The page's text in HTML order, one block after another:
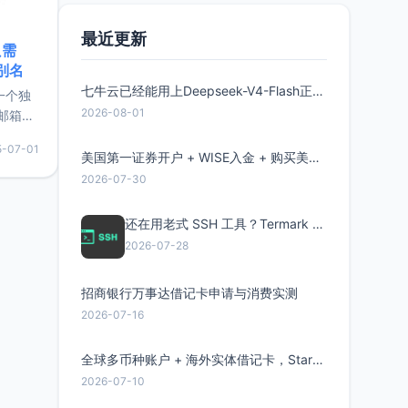
名
个独
箱等
较有
惠的
07-01
最近更新
七牛云已经能用上Deepseek-V4-Flash正式版了，点此领取300万Token
2026-08-01
美国第一证券开户 + WISE入金 + 购买美股全流程分享
2026-07-30
还在用老式 SSH 工具？Termark 新一代跨平台智能SSH客户端了解一下
2026-07-28
招商银行万事达借记卡申请与消费实测
2026-07-16
全球多币种账户 + 海外实体借记卡，Starryblu开户教程与注意事项
2026-07-10